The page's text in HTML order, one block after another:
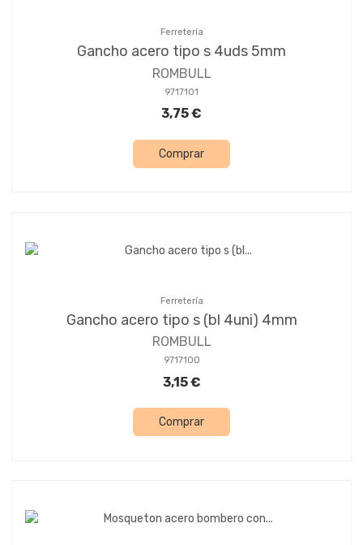
Ferretería
Gancho acero tipo s 4uds 5mm
ROMBULL
9717101
3,75 €
Comprar
Ferretería
Gancho acero tipo s (bl 4uni) 4mm
ROMBULL
9717100
3,15 €
Comprar